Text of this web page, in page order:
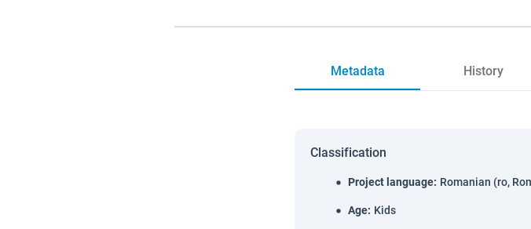
Metadata History
Classification
Project language: Romanian (ro,
Age: Kids